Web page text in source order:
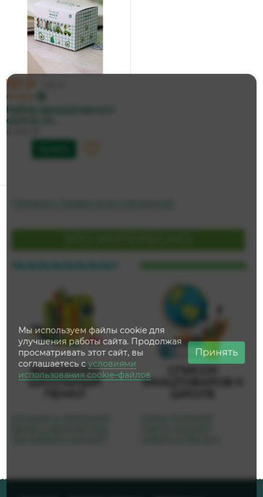
137 ₽
по карте
Набор декоративного
скотча «A...
ВЫБИРАЕМ
ШКОЛЬНЫЙ
КАНЦТОВАРОВ К
Мы используем файлы cookie для
улучшения работы сайта. Продолжая
просматривать этот сайт, вы
соглашаетесь сусловиями
использования cookie–файлов
Принять